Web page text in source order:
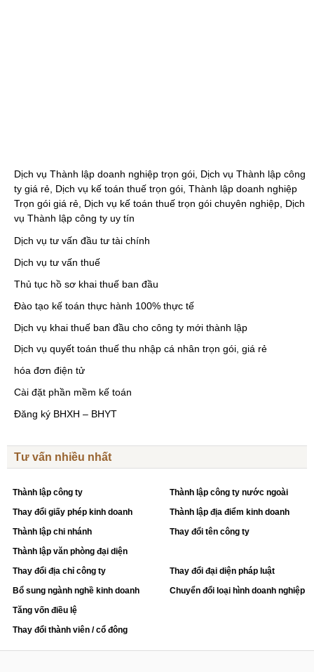
Dịch vụ Thành lập doanh nghiệp trọn gói, Dịch vụ Thành lập công
ty giá rẻ, Dịch vụ kế toán thuế trọn gói, Thành lập doanh nghiệp
Trọn gói giá rẻ, Dịch vụ kế toán thuế trọn gói chuyên nghiệp, Dịch
vụ Thành lập công ty uy tín
Dịch vụ tư vấn đầu tư tài chính
Dịch vụ tư vấn thuế
Thủ tục hồ sơ khai thuế ban đầu
Đào tạo kế toán thực hành 100% thực tế
Dịch vụ khai thuế ban đầu cho công ty mới thành lập
Dịch vụ quyết toán thuế thu nhập cá nhân trọn gói, giá rẻ
hóa đơn điện tử
Cài đặt phần mềm kế toán
Đăng ký BHXH – BHYT
Tư vấn nhiều nhất
Thành lập công ty
Thay đổi giấy phép kinh doanh
Thành lập chi nhánh
Thành lập văn phòng đại diện
Thành lập công ty nước ngoài
Thành lập địa điểm kinh doanh
Thay đổi tên công ty
Thay đổi địa chỉ công ty
Bổ sung ngành nghề kinh doanh
Tăng vốn điều lệ
Thay đổi thành viên / cổ đông
Thay đổi đại diện pháp luật
Chuyển đổi loại hình doanh nghiệp